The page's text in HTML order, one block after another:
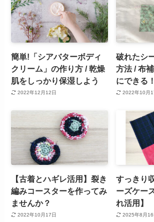
簡単!「シアバターボディ
クリーム」の作り方 / 乾燥
肌をしっかり保湿しよう
2022年12月12日
破れたシ
方法 / 布
にできる！
2022年10月
【古着とハギレ活用】裂き
編みコースターを作ってみ
ませんか？
2022年10月17日
すっきり
ーズケー
れ活用】
2025年8月16